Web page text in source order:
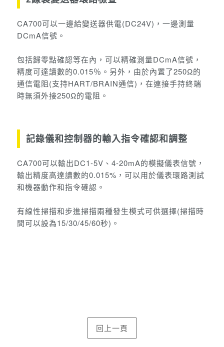
CA700可以一邊給變送器供電(DC24V)，一邊測量
DCmA信號。
包括歸零點確認等在內，可以精確測量DCmA信號，
精度可達讀數的0.015％。 另外，由於內置了250Ω的
通信電阻(支持HART/BRAIN通信)，在連接手持終端
時無須外接250Ω的電阻。
記錄儀和控制器的輸入指令確認和調整
CA700可以輸出DC1-5V、4-20mA的模擬儀表信號，
輸出精度高達讀數的0.015%，可以用於儀表環路測試
和機器動作和指令確認。
有線性掃描和步進掃描兩種發生模式可供選擇(掃描時
間可以設為15/30/45/60秒)。